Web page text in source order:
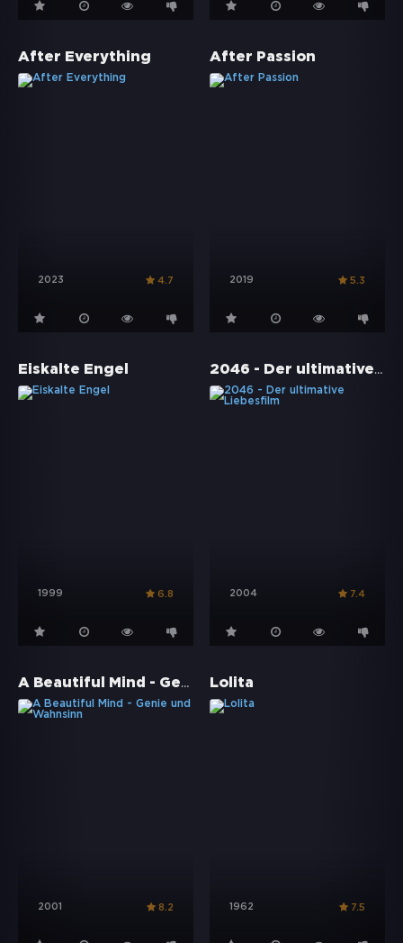
After Everything
2023 4.7
After Passion
2019 5.3
Eiskalte Engel
1999 6.8
2046 - Der ultimative Liebesfilm
2004 7.4
A Beautiful Mind - Genie und Wahnsinn
2001 8.2
Lolita
1962 7.5